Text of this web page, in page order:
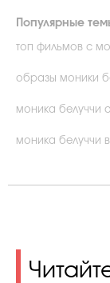
Популярные
топ фильмов с
образы моники
моника белуччи
моника белуччи